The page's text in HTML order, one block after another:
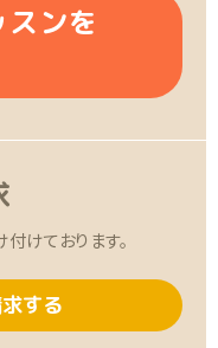
ンを
けております。
する